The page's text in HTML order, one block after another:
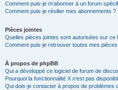
Comment puis-je m’abonner à un forum
Comment puis-je résilier mes abonnements ?
Pièces jointes
Quelles pièces jointes sont autorisées sur ce
Comment puis-je retrouver toutes mes
À propos de phpBB
Qui a développé ce logiciel de forum de
Pourquoi la fonctionnalité X n’est pas
Qui dois-je contacter à propos de problèmes